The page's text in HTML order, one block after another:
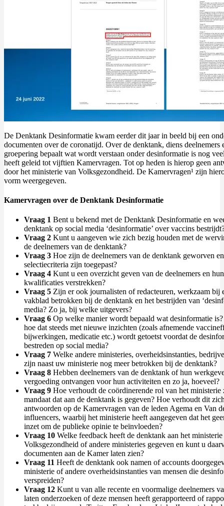
De Denktank Desinformatie kwam eerder dit jaar in beeld bij een
documenten over de coronatijd. Over de denktank, diens deelnemers
groepering bepaalt wat wordt verstaan onder desinformatie is nog
heeft geleid tot vijftien Kamervragen. Tot op heden is hierop geen
door het ministerie van Volksgezondheid. De Kamervragen¹ zijn
vorm weergegeven.
Kamervragen over de Denktank Desinformatie
Vraag 1 Bent u bekend met de Denktank Desinformatie en
denktank op social media ‘desinformatie’ over vaccins
Vraag 2 Kunt u aangeven wie zich bezig houden met de
de deelnemers van de denktank?
Vraag 3 Hoe zijn de deelnemers van de denktank geworven
selectiecriteria zijn toegepast?
Vraag 4 Kunt u een overzicht geven van de deelnemers en
kwalificaties verstrekken?
Vraag 5 Zijn er ook journalisten of redacteuren, werkzaam bij
vakblad betrokken bij de denktank en het bestrijden van
media? Zo ja, bij welke uitgevers?
Vraag 6 Op welke manier wordt bepaald wat desinformatie
hoe dat steeds met nieuwe inzichten (zoals afnemende
bijwerkingen, medicatie etc.) wordt getoetst voordat de
bestreden op social media?
Vraag 7 Welke andere ministeries, overheidsinstanties,
zijn naast uw ministerie nog meer betrokken bij de denktank?
Vraag 8 Hebben deelnemers van de denktank of hun
vergoeding ontvangen voor hun activiteiten en zo ja, hoeveel?
Vraag 9 Hoe verhoudt de coördinerende rol van het ministerie
mandaat dat aan de denktank is gegeven? Hoe verhoudt dit
antwoorden op de Kamervragen van de leden Agema en Van
influencers, waarbij het ministerie heeft aangegeven dat het
inzet om de publieke opinie te beïnvloeden?
Vraag 10 Welke feedback heeft de denktank aan het
Volksgezondheid of andere ministeries gegeven en kunt u
documenten aan de Kamer laten zien?
Vraag 11 Heeft de denktank ook namen of accounts
ministerie of andere overheidsinstanties van mensen die
verspreiden?
Vraag 12 Kunt u van alle recente en voormalige deelnemers
laten onderzoeken of deze mensen heeft gerapporteerd of